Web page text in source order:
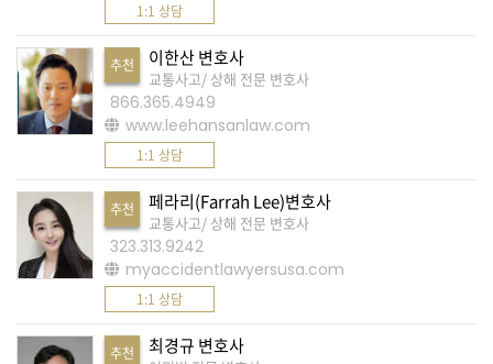
수
칙
안
내
인
바
랍
니
.
1:1 상담
추천 이한산 변호사
교통사고/ 상해 전문 변호사
866.365.4949
www.leehansanlaw.com
1:1 상담
추천 페라리(Farrah Lee)변호사
교통사고/ 상해 전문 변호사
323.313.9242
myaccidentlawyersusa.com
1:1 상담
추천 최경규 변호사